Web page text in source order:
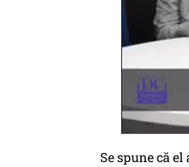
Se spune că